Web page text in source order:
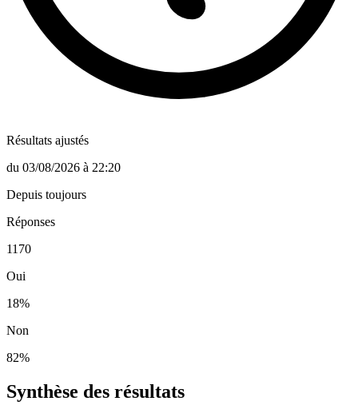
Résultats ajustés
du 03/08/2026 à 22:20
Depuis toujours
Réponses
1170
Oui
18%
Non
82%
Synthèse des résultats